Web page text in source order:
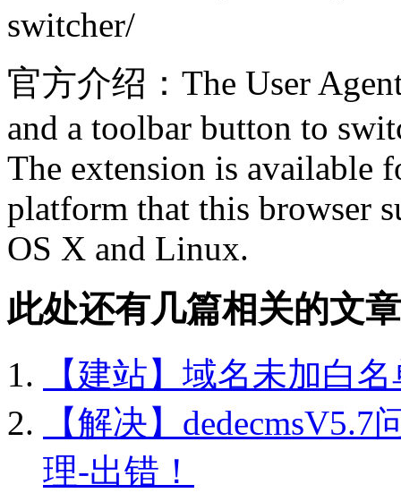
switcher/
官方介绍：The User
and a toolbar button to
The extension is available
platform that this browser
OS X and Linux.
此处还有几篇相关的文
【建站】域名未加白
【解决】
理-出错！